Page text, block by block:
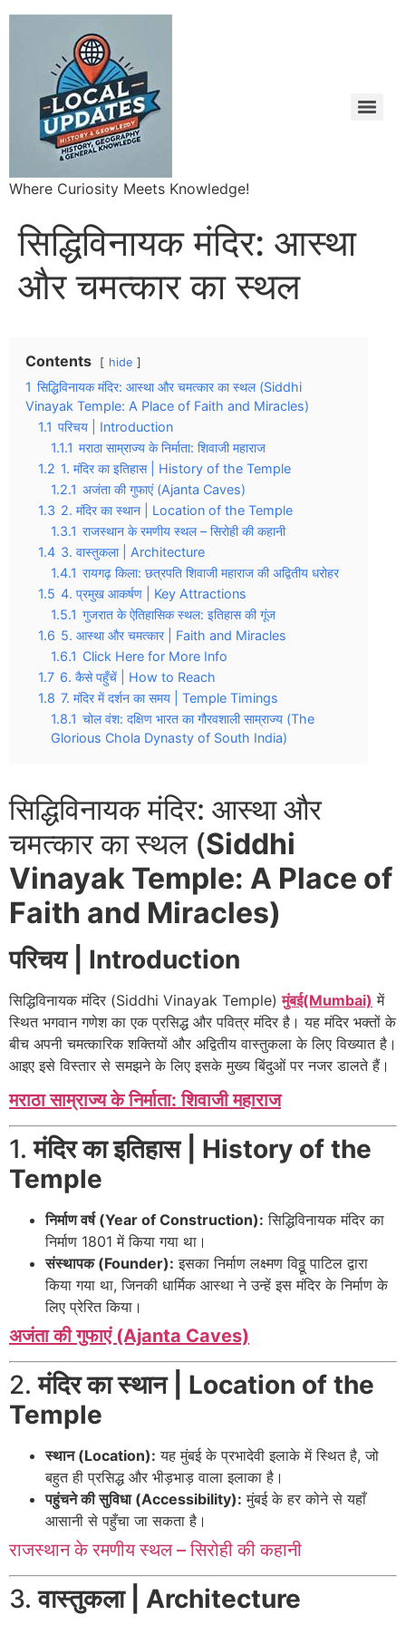
Where Curiosity Meets Knowledge!
सिद्धिविनायक मंदिर: आस्था
और चमत्कार का स्थल
Contents hide
1 सिद्धिविनायक मंदिर: आस्था और चमत्कार का स्थल (Siddhi
Vinayak Temple: A Place of Faith and Miracles)
1.1 परिचय | Introduction
1.1.1 मराठा साम्राज्य के निर्माता: शिवाजी महाराज
1.2 1. मंदिर का इतिहास | History of the Temple
1.2.1 अजंता की गुफाएं (Ajanta Caves)
1.3 2. मंदिर का स्थान | Location of the Temple
1.3.1 राजस्थान के रमणीय स्थल – सिरोही की कहानी
1.4 3. वास्तुकला | Architecture
1.4.1 रायगढ़ किला: छत्रपति शिवाजी महाराज की अद्वितीय धरोहर
1.5 4. प्रमुख आकर्षण | Key Attractions
1.5.1 गुजरात के ऐतिहासिक स्थल: इतिहास की गूंज
1.6 5. आस्था और चमत्कार | Faith and Miracles
1.6.1 Click Here for More Info
1.7 6. कैसे पहुँचें | How to Reach
1.8 7. मंदिर में दर्शन का समय | Temple Timings
1.8.1 चोल वंश: दक्षिण भारत का गौरवशाली साम्राज्य (The
Glorious Chola Dynasty of South India)
सिद्धिविनायक मंदिर: आस्था और
चमत्कार का स्थल (Siddhi
Vinayak Temple: A Place of
Faith and Miracles)
परिचय | Introduction
सिद्धिविनायक मंदिर (Siddhi Vinayak Temple)मुंबई(Mumbai) में
स्थित भगवान गणेश का एक प्रसिद्ध और पवित्र मंदिर है। यह मंदिर भक्तों के
बीच अपनी चमत्कारिक शक्तियों और अद्वितीय वास्तुकला के लिए विख्यात है।
आइए इसे विस्तार से समझने के लिए इसके मुख्य बिंदुओं पर नजर डालते हैं।
मराठा साम्राज्य के निर्माता: शिवाजी महाराज
1.मंदिर का इतिहास | History of the
Temple
निर्माण वर्ष (Year of Construction): सिद्धिविनायक मंदिर का
निर्माण 1801 में किया गया था।
संस्थापक (Founder): इसका निर्माण लक्ष्मण विठ्ठू पाटिल द्वारा
किया गया था, जिनकी धार्मिक आस्था ने उन्हें इस मंदिर के निर्माण के
लिए प्रेरित किया।
अजंता की गुफाएं (Ajanta Caves)
2.मंदिर का स्थान | Location of the
Temple
स्थान (Location): यह मुंबई के प्रभादेवी इलाके में स्थित है, जो
बहुत ही प्रसिद्ध और भीड़भाड़ वाला इलाका है।
पहुंचने की सुविधा (Accessibility): मुंबई के हर कोने से यहाँ
आसानी से पहुँचा जा सकता है।
राजस्थान के रमणीय स्थल – सिरोही की कहानी
3.वास्तुकला | Architecture